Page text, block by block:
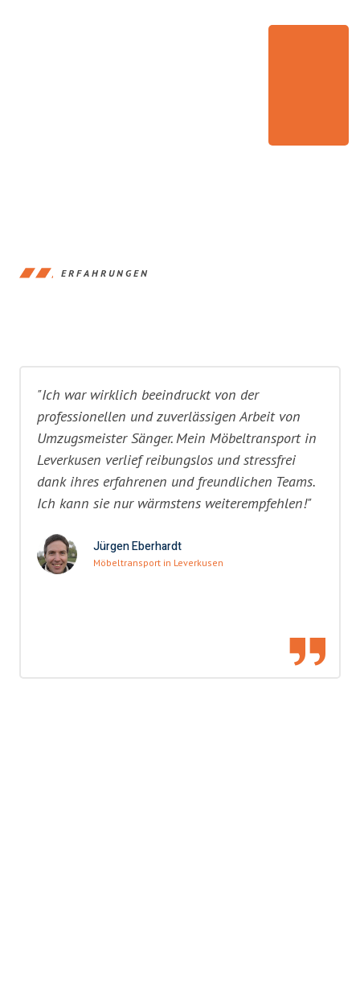
ERFAHRUNGEN
"Ich war wirklich beeindruckt von der
professionellen und zuverlässigen Arbeit von
Umzugsmeister Sänger. Mein Möbeltransport in
Leverkusen verlief reibungslos und stressfrei
dank ihres erfahrenen und freundlichen Teams.
Ich kann sie nur wärmstens weiterempfehlen!"
Jürgen Eberhardt
Möbeltransport in Leverkusen